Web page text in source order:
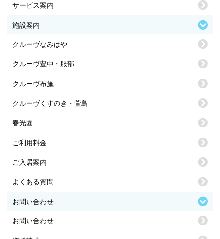
サービス案内
施設案内
クルーヴなみはや
クルーヴ豊中・服部
クルーヴ布施
クルーヴくすのき・萱島
春光園
ご利用料金
ご入居案内
よくある質問
お問い合わせ
お問い合わせ